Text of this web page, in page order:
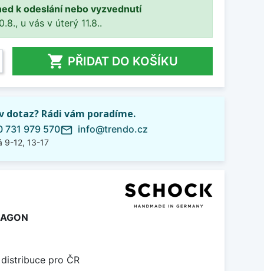
k odeslání nebo vyzvednutí
u vás v úterý 11.8..
 PŘIDAT DO KOŠÍKU
dotaz? Rádi vám poradíme.
731 979 570
9-12, 13-17
mail_outline info@trendo.cz
pro ČR